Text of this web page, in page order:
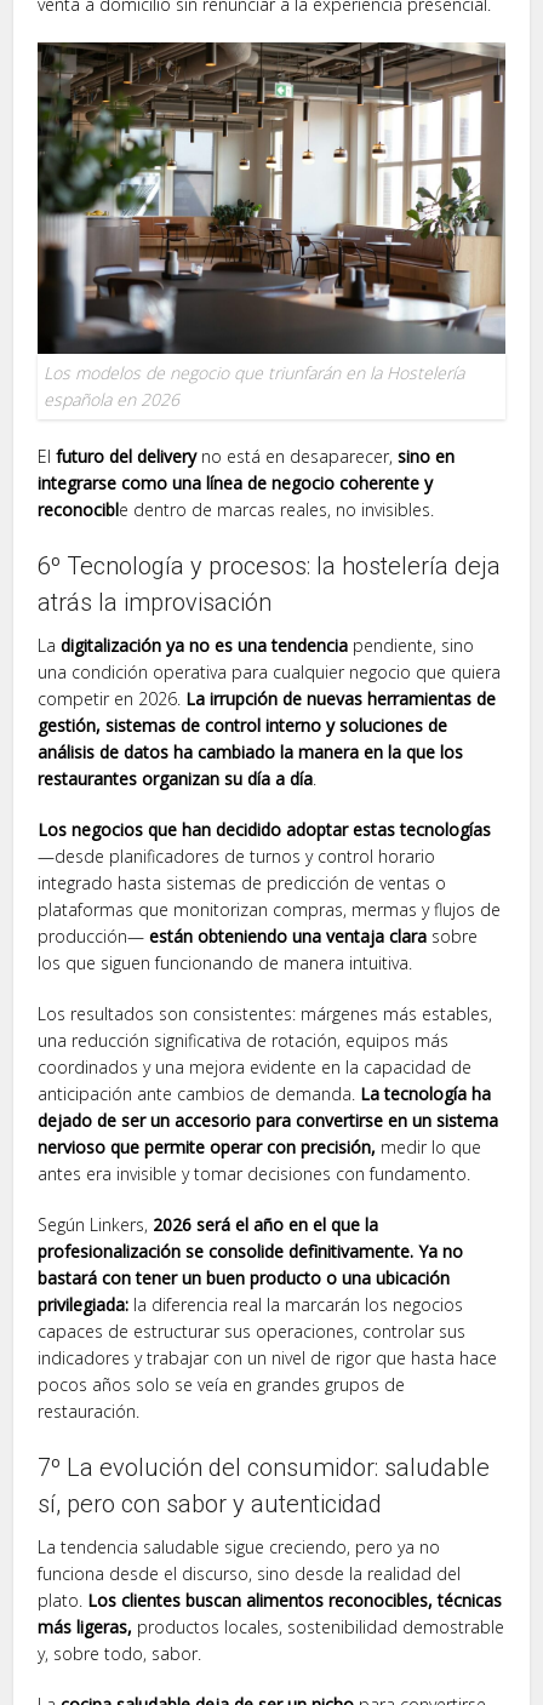
Los modelos de negocio que triunfarán en la Hostelería
española en 2026
Elfuturo del deliveryno está en desaparecer,sino en
integrarse como una línea de negocio coherente y
reconocible dentro de marcas reales, no invisibles.
6º Tecnología y procesos: la hostelería deja
atrás la improvisación
Ladigitalización ya no es una tendencia pendiente, sino
una condición operativa para cualquier negocio que quiera
competir en 2026. La irrupción de nuevas herramientas de
gestión, sistemas de control interno y soluciones de
análisis de datos ha cambiado la manera en la que los
restaurantes organizan su día a día
Los negocios que han decidido adoptar estas tecnologías
—desde planificadores de turnos y control horario
integrado hasta sistemas de predicción de ventas o
plataformas que monitorizan compras, mermas y flujos de
producción—están obteniendo una ventaja clara sobre
los que siguen funcionando de manera intuitiva.
Los resultados son consistentes: márgenes más estables,
una reducción significativa de rotación, equipos más
coordinados y una mejora evidente en la capacidad de
anticipación ante cambios de demanda. La tecnología ha
dejado de ser un accesorio para convertirse en un sistema
nervioso que permite operar con precisión, medir lo que
antes era invisible y tomar decisiones con fundamento.
Según Linkers, 2026 será el año en el que la
profesionalización se consolide definitivamente. Ya no
bastará con tener un buen producto o una ubicación
privilegiada: la diferencia real la marcarán los negocios
capaces de estructurar sus operaciones, controlar sus
indicadores y trabajar con un nivel de rigor que hasta hace
pocos años solo se veía en grandes grupos de
restauración.
7º La evolución del consumidor: saludable
sí, pero con sabor y autenticidad
La tendencia saludable sigue creciendo, pero ya no
funciona desde el discurso, sino desde la realidad del
plato. Los clientes buscan alimentos reconocibles, técnicas
más ligeras, productos locales, sostenibilidad demostrable
y, sobre todo, sabor.